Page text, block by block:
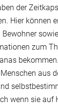
der
Hier können
Bewohner
zum
aus
wenn sie auf